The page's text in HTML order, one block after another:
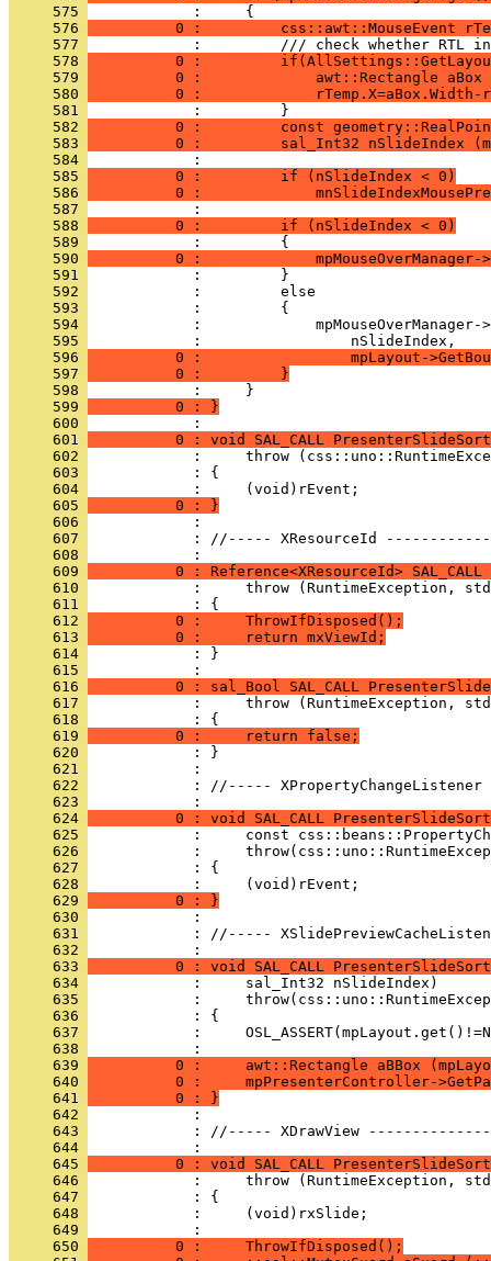
     575
     576
0 :         css::awt::MouseEvent
     577
     578
0 :
     579
0 :             awt::Rectangle aBox
     580
0 :             rTemp.X=aBox.Width-
     581
     582
0 :         const
     583
0 :         sal_Int32 nSlideIndex
     584
     585
          0 :         if (nSlideIndex < 0)
     586
0 :
     587
     588
          0 :         if (nSlideIndex < 0)
     589
     590
0 :
     591
     592
     593
     594
     595
     596
0 :                 mpLayout-
     597
          0 :         }
     598
     599
          0 : }
     600
     601
0 : void SAL_CALL
     602
     603
     604
     605
          0 : }
     606
     607
: //----- XResourceId
     608
     609
0 : Reference<XResourceId>
     610
     611
     612
          0 :     ThrowIfDisposed();
     613
          0 :     return mxViewId;
     614
            : }
     615
     616
0 : sal_Bool SAL_CALL
     617
     618
     619
          0 :     return false;
     620
     621
     622
: //-----
     623
     624
0 : void SAL_CALL
     625
     626
     627
     628
     629
          0 : }
     630
     631
: //-----
     632
     633
0 : void SAL_CALL
     634
     635
     636
     637
     638
     639
0 :     awt::Rectangle aBBox
     640
0 :     mpPresenterController-
     641
          0 : }
     642
     643
: //----- XDrawView
     644
     645
0 : void SAL_CALL
     646
     647
     648
     649
     650
          0 :     ThrowIfDisposed();